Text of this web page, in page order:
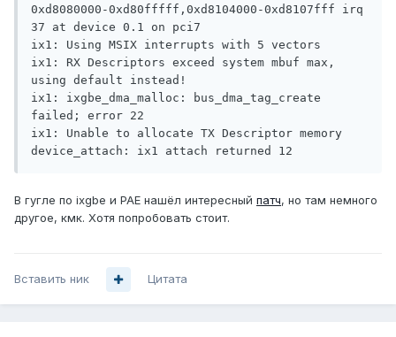
0xd8080000-0xd80fffff,0xd8104000-0xd8107fff irq
37 at device 0.1 on pci7
ix1: Using MSIX interrupts with 5 vectors
ix1: RX Descriptors exceed system mbuf max,
using default instead!
ix1: ixgbe_dma_malloc: bus_dma_tag_create
failed; error 22
ix1: Unable to allocate TX Descriptor memory
В гугле по ixgbe и PAE нашёл интересный патч, но там немного
другое, кмк. Хотя попробовать стоит.
Вставить ник Цитата